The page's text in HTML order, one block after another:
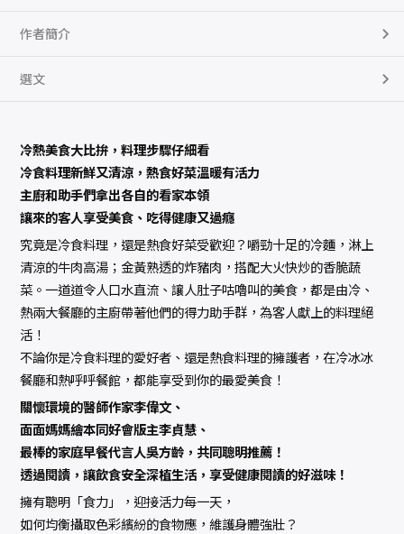
作者簡介
選文
冷熱美食大比拚，料理步驟仔細看
冷食料理新鮮又清涼，熱食好菜溫暖有活力
主廚和助手們拿出各自的看家本領
讓來的客人享受美食、吃得健康又過癮
究竟是冷食料理，還是熱食好菜受歡迎？嚼勁十足的冷麵，淋上
清涼的牛肉高湯；金黃熟透的炸豬肉，搭配大火快炒的香脆蔬
菜。一道道令人口水直流、讓人肚子咕嚕叫的美食，都是由冷、
熱兩大餐廳的主廚帶著他們的得力助手群，為客人獻上的料理絕
活！
不論你是冷食料理的愛好者、還是熱食料理的擁護者，在冷冰冰
餐廳和熱呼呼餐館，都能享受到你的最愛美食！
關懷環境的醫師作家李偉文、
面面媽媽繪本同好會版主李貞慧、
最棒的家庭早餐代言人吳方齡，共同聰明推薦！
透過閱讀，讓飲食安全深植生活，享受健康閱讀的好滋味！
擁有聰明「食力」，迎接活力每一天，
如何均衡攝取色彩繽紛的食物應，維護身體強壯？